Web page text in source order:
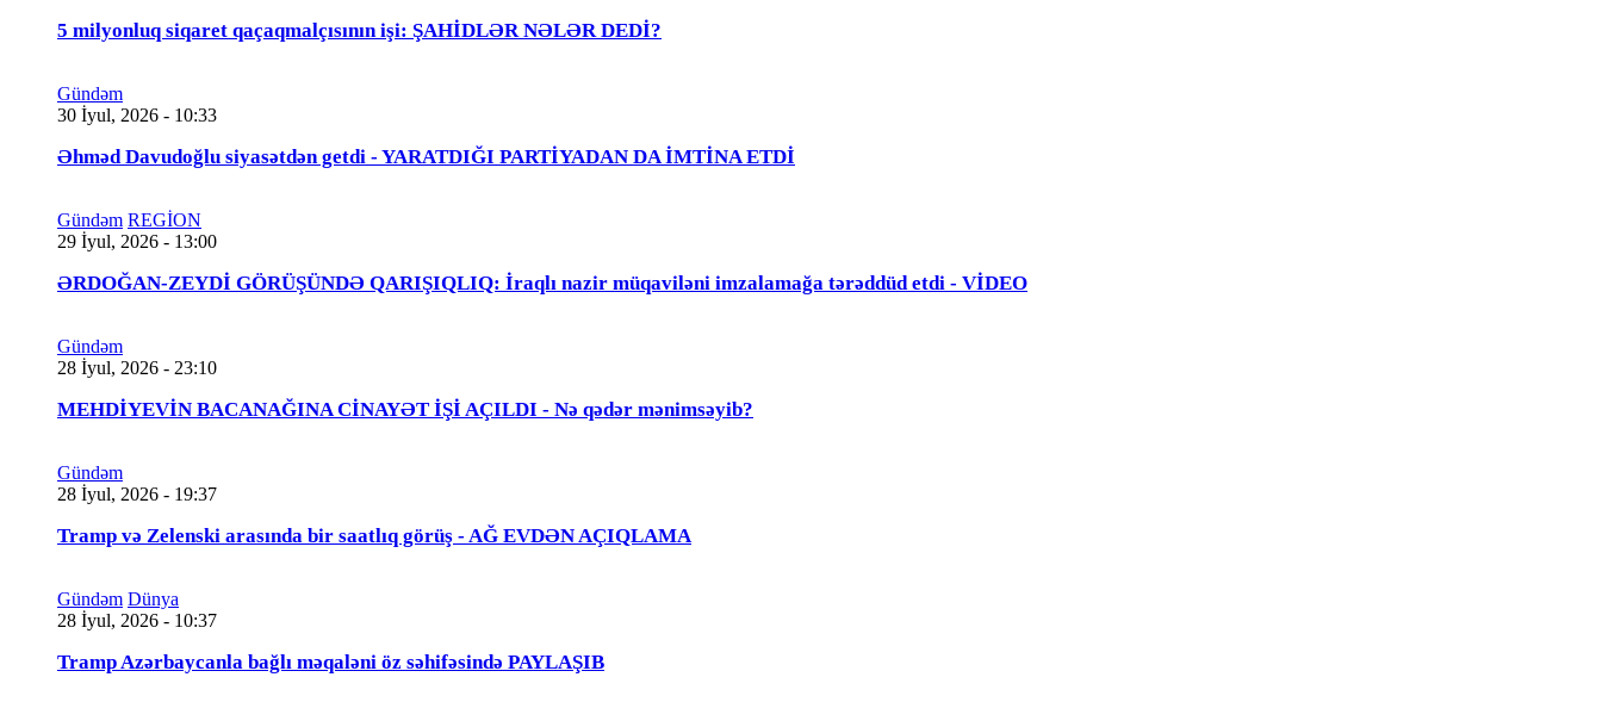
5 milyonluq siqaret qaçaqmalçısının işi: ŞAHİDLƏR NƏLƏR DEDİ?
Gündəm
30 İyul, 2026 - 10:33
Əhməd Davudoğlu siyasətdən getdi - YARATDIĞI PARTİYADAN DA İMTİNA ETDİ
Gündəm REGİON
29 İyul, 2026 - 13:00
ƏRDOĞAN-ZEYDİ GÖRÜŞÜNDƏ QARIŞIQLIQ: İraqlı nazir müqaviləni imzalamağa tərəddüd etdi - VİDEO
Gündəm
28 İyul, 2026 - 23:10
MEHDİYEVİN BACANAĞINA CİNAYƏT İŞİ AÇILDI - Nə qədər mənimsəyib?
Gündəm
28 İyul, 2026 - 19:37
Tramp və Zelenski arasında bir saatlıq görüş - AĞ EVDƏN AÇIQLAMA
Gündəm Dünya
28 İyul, 2026 - 10:37
Tramp Azərbaycanla bağlı məqaləni öz səhifəsində PAYLAŞIB